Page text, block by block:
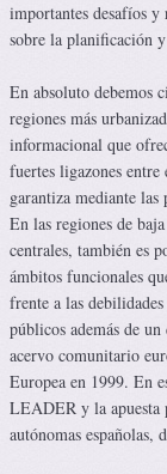
importantes desafíos y
sobre la planificación
En absoluto debemos
regiones más
informacional que
fuertes ligazones
garantiza mediante
En las regiones de
centrales, también es
ámbitos funcionales
frente a las
públicos además de
acervo comunitario
Europea en 1999. En
LEADER y la apuesta
autónomas españolas,